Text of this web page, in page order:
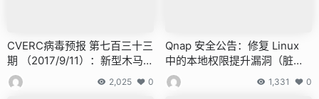
CVERC病毒预报 第七百三十三
期 （2017/9/11）：新型木马伪
装成应用软件
2,025 0
Qnap 安全公告：修复 Linux
中的本地权限提升漏洞（脏管
道）
1,331 0